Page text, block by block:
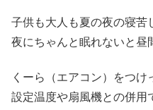
子供も大人も夏の夜の寝苦
夜にちゃんと眠れないと昼
くーら（エアコン）をつけ
設定温度や扇風機との併用